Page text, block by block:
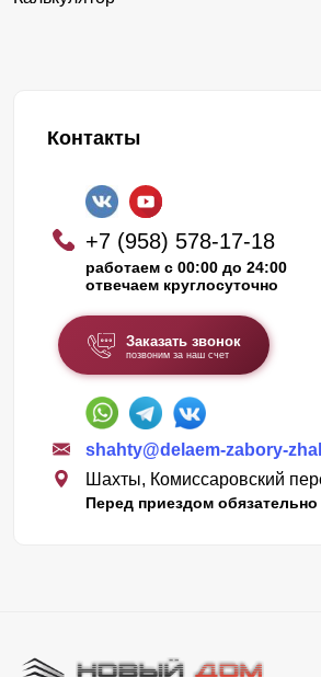
Контакты
+7 (958) 578-17-18
работаем с 00:00 до 24:00
отвечаем круглосуточно
Заказать звонок
позвоним за наш счет
shahty@delaem-zabory-
Шахты, Комиссаровский
Перед приездом обязательно